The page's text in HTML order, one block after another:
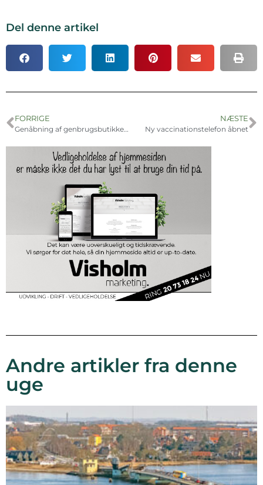
Del denne artikel
FORRIGE
Genåbning af genbrugsbutikker skaber jubel i Skibby og Sudan
NÆSTE
Ny vaccinationstelefon åbnet
Andre artikler fra denne
uge